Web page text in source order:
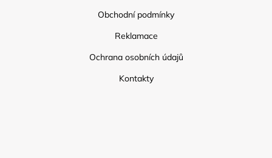
Obchodní podmínky
Reklamace
Ochrana osobních údajů
Kontakty